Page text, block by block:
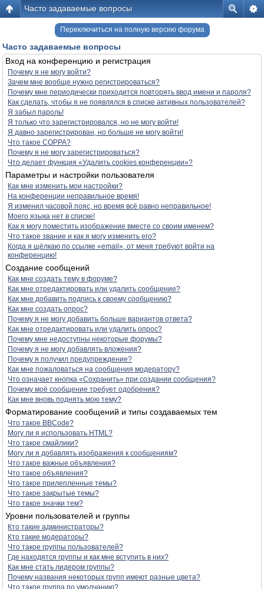
Часто задаваемые вопросы
Переключиться на полную версию форума
Часто задаваемые вопросы
Вход на конференцию и регистрация
Почему я не могу войти?
Зачем мне вообще нужно регистрироваться?
Почему мне периодически приходится повторять ввод имени и пароля?
Как сделать, чтобы я не появлялся в списке активных пользователей?
Я забыл пароль!
Я только что зарегистрировался, но не могу войти!
Я давно зарегистрирован, но больше не могу войти!
Что такое COPPA?
Почему я не могу зарегистрироваться?
Что делает функция «Удалить cookies конференции»?
Параметры и настройки пользователя
Как мне изменить мои настройки?
На конференции неправильное время!
Я изменил часовой пояс, но время всё равно неправильное!
Моего языка нет в списке!
Как я могу поместить изображение вместе со своим именем?
Что такое звание и как я могу изменить его?
Когда я щёлкаю по ссылке «email», от меня требуют войти на
конференцию!
Создание сообщений
Как мне создать тему в форуме?
Как мне отредактировать или удалить сообщение?
Как мне добавить подпись к своему сообщению?
Как мне создать опрос?
Почему я не могу добавить больше вариантов ответа?
Как мне отредактировать или удалить опрос?
Почему мне недоступны некоторые форумы?
Почему я не могу добавлять вложения?
Почему я получил предупреждение?
Как мне пожаловаться на сообщения модератору?
Что означает кнопка «Сохранить» при создании сообщения?
Почему моё сообщение требует одобрения?
Как мне вновь поднять мою тему?
Форматирование сообщений и типы создаваемых тем
Что такое BBCode?
Могу ли я использовать HTML?
Что такое смайлики?
Могу ли я добавлять изображения к сообщениям?
Что такое важные объявления?
Что такое объявления?
Что такое прилепленные темы?
Что такое закрытые темы?
Что такое значки тем?
Уровни пользователей и группы
Кто такие администраторы?
Кто такие модераторы?
Что такое группы пользователей?
Где находятся группы и как мне вступить в них?
Как мне стать лидером группы?
Почему названия некоторых групп имеют разные цвета?
Что такое группа по умолчанию?